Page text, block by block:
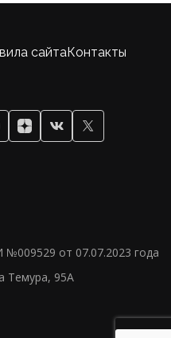
от 07.07.2023 года
Темура, 95А
сайтаКонтакты